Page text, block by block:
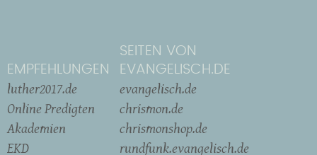
EMPFEHLUNGEN
luther2017.de
Online Predigten
Akademien
EKD
SEITEN VON
EVANGELISCH.DE
evangelisch.de
chrismon.de
chrismonshop.de
rundfunk.evangelisch.de